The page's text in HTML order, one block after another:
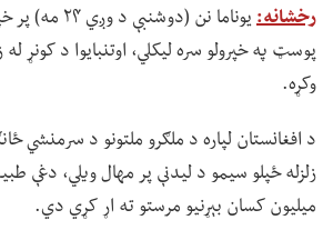
رخشانه:
یوناما نن
پوسټ په خپرولو سره لیکلي، اوتنبایوا د کونړ
وکړه.
د افغانستان لپاره د ملګرو ملتونو د سرمنشي
زلزله ځپلو سیمو د لیدنې پر مهال ویلي، دغې
میلیون کسان بېړنیو مرستو ته اړ کړي دي.